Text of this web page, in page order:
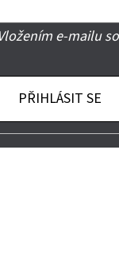
Vložením e-mailu
PŘIHLÁSIT SE